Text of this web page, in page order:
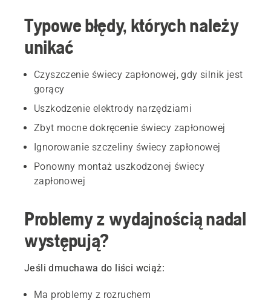
Typowe błędy, których należy
unikać
Czyszczenie świecy zapłonowej, gdy silnik jest
gorący
Uszkodzenie elektrody narzędziami
Zbyt mocne dokręcenie świecy zapłonowej
Ignorowanie szczeliny świecy zapłonowej
Ponowny montaż uszkodzonej świecy
zapłonowej
Problemy z wydajnością nadal
występują?
Jeśli dmuchawa do liści wciąż:
Ma problemy z rozruchem